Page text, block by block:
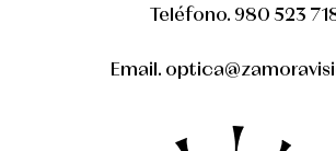
Teléfono. 980 523
Email.